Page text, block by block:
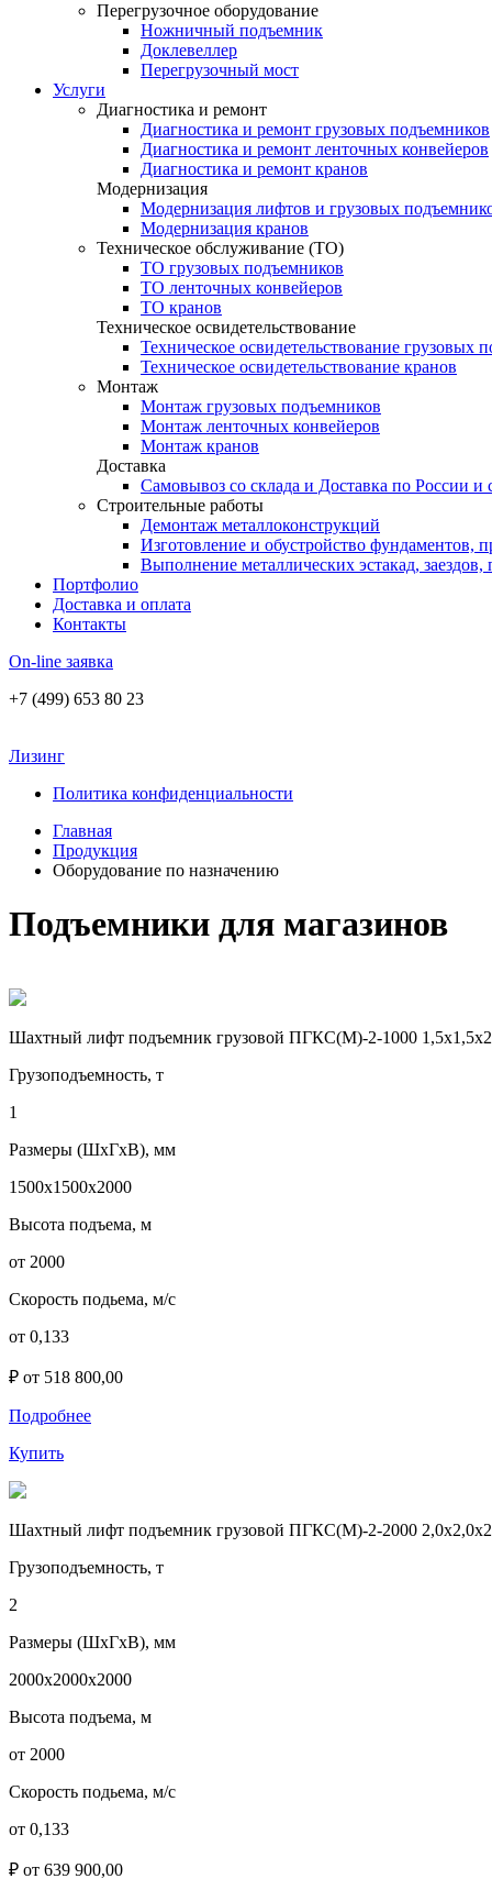
Перегрузочное оборудование
Ножничный подъемник
Доклевеллер
Перегрузочный мост
Услуги
Диагностика и ремонт
Диагностика и ремонт грузовых подъемников
Диагностика и ремонт ленточных конвейеров
Диагностика и ремонт кранов
Модернизация
Модернизация лифтов и грузовых
Модернизация кранов
Техническое обслуживание (ТО)
ТО грузовых подъемников
ТО ленточных конвейеров
ТО кранов
Техническое освидетельствование
Техническое освидетельствование грузовых
Техническое освидетельствование кранов
Монтаж
Монтаж грузовых подъемников
Монтаж ленточных конвейеров
Монтаж кранов
Доставка
Самовывоз со склада и Доставка по России и
Строительные работы
Демонтаж металлоконструкций
Изготовление и обустройство фундаментов,
Выполнение металлических эстакад, заездов,
Портфолио
Доставка и оплата
Контакты
On-line заявка
+7 (499) 653 80 23
Лизинг
Политика конфиденциальности
Главная
Продукция
Оборудование по назначению
Подъемники для магазинов
Шaхтный лифт подъемник грузовой ПГКС(М)-2-1000
Грузоподъемность, т
1
Размеры (ШхГхВ), мм
1500х1500х2000
Высота подъема, м
от 2000
Скорость подьема, м/с
от 0,133
₽ от 518 800,00
Подробнее
Купить
Шахтный лифт подъемник грузовой ПГКС(М)-2-2000
Грузоподъемность, т
2
Размеры (ШхГхВ), мм
2000х2000х2000
Высота подъема, м
от 2000
Скорость подьема, м/с
от 0,133
₽ от 639 900,00